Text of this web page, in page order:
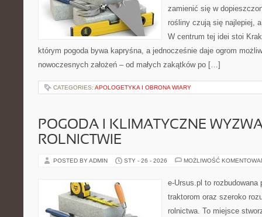
zamienić się w
rośliny czują się najlepiej,
W centrum tej idei stoi
którym pogoda bywa kapryśna, a jednocześnie daje ogrom
nowoczesnych założeń – od małych zakątków po […]
CATEGORIES: APOLOGETYKA I OBRONA WIARY
POGODA I KLIMATYCZNE
ROLNICTWIE
POSTED BY ADMIN STY - 26 - 2026 MOŻLIWOŚĆ
e-Ursus.pl to rozbudowana
traktorom oraz szeroko
rolnictwa. To miejsce